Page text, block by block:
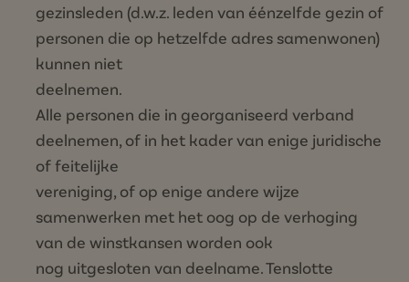
gezinsleden (d.w.z. leden van éénzelfde gezin of
personen die op hetzelfde adres samenwonen)
kunnen niet
deelnemen.
Alle personen die in georganiseerd verband
deelnemen, of in het kader van enige juridische
of feitelijke
vereniging, of op enige andere wijze
samenwerken met het oog op de verhoging
van de winstkansen worden ook
nog uitgesloten van deelname. Tenslotte